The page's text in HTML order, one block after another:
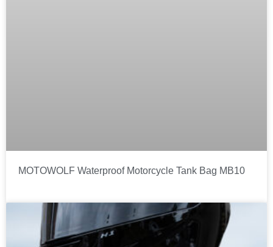
MOTOWOLF Waterproof Motorcycle Tank Bag MB10